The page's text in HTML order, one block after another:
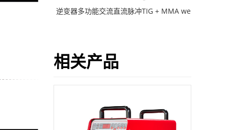
逆变器多功能交流直流脉冲TIG + MMA weldi
相关产品